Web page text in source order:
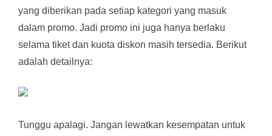
yang diberikan pada setiap kategori yang masuk
dalam promo. Jadi promo ini juga hanya berlaku
selama tiket dan kuota diskon masih tersedia. Berikut
adalah detailnya:
Tunggu apalagi. Jangan lewatkan kesempatan untuk